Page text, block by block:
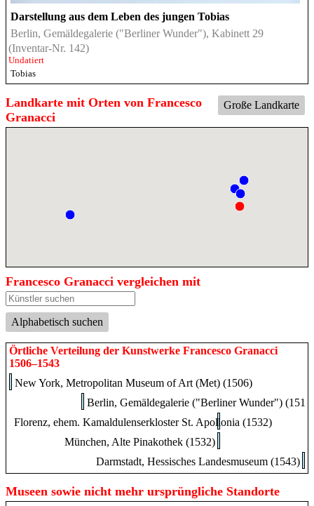
Darstellung aus dem Leben des jungen Tobias
Berlin, Gemäldegalerie ("Berliner Wunder"), Kabinett 29
(Inventar-Nr. 142)
Undatiert
Tobias
Große Landkarte
Landkarte mit Orten von Francesco
Granacci
Francesco Granacci vergleichen mit
Alphabetisch suchen
Örtliche Verteilung der Kunstwerke Francesco Granacci
1506–1543
New York, Metropolitan Museum of Art (Met) (1506)
Berlin, Gemäldegalerie ("Berliner Wunder") (1515)
Florenz, ehem. Kamaldulenserkloster St. Apollonia (1532)
München, Alte Pinakothek (1532)
Darmstadt, Hessisches Landesmuseum (1543)
Museen sowie nicht mehr ursprüngliche Standorte